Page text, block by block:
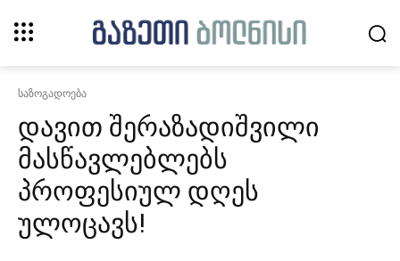
საზოგადოება
დავით შერაზადიშვილი
მასწავლებლებს
პროფესიულ დღეს
ულოცავს!